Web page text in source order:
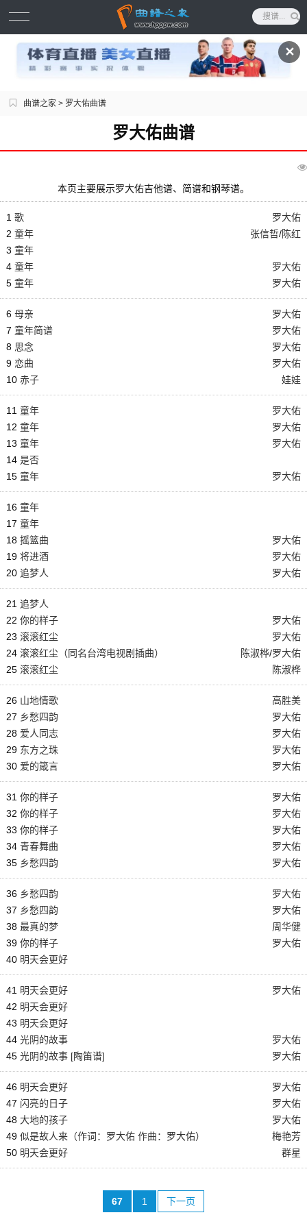
✕
曲谱之家 > 罗大佑曲谱
罗大佑曲谱
本页主要展示罗大佑吉他谱、简谱和钢琴谱。
1 歌
罗大佑
2 童年 张信哲/陈红
3 童年
4 童年
罗大佑
5 童年 罗大佑
6 母亲
罗大佑
7 童年简谱
罗大佑
8 思念
罗大佑
9 恋曲
罗大佑
10 赤子 娃娃
11 童年
罗大佑
12 童年
罗大佑
13 童年
罗大佑
14 是否
15 童年 罗大佑
16 童年
17 童年
18 摇篮曲
罗大佑
19 将进酒
罗大佑
20 追梦人 罗大佑
21 追梦人
22 你的样子
罗大佑
23 滚滚红尘
罗大佑
24 滚滚红尘（同名台湾电视剧插曲） 陈淑桦/罗大佑
25 滚滚红尘 陈淑桦
26 山地情歌
高胜美
27 乡愁四韵
罗大佑
28 爱人同志
罗大佑
29 东方之珠
罗大佑
30 爱的箴言 罗大佑
31 你的样子
罗大佑
32 你的样子
罗大佑
33 你的样子
罗大佑
34 青春舞曲
罗大佑
35 乡愁四韵 罗大佑
36 乡愁四韵
罗大佑
37 乡愁四韵
罗大佑
38 最真的梦
周华健
39 你的样子
罗大佑
40 明天会更好
41 明天会更好
罗大佑
42 明天会更好
43 明天会更好
44 光阴的故事
罗大佑
45 光阴的故事 [陶笛谱] 罗大佑
46 明天会更好
罗大佑
47 闪亮的日子
罗大佑
48 大地的孩子
罗大佑
49 似是故人来（作词：罗大佑 作曲：罗大佑）
梅艳芳
50 明天会更好 群星
67 1 下一页